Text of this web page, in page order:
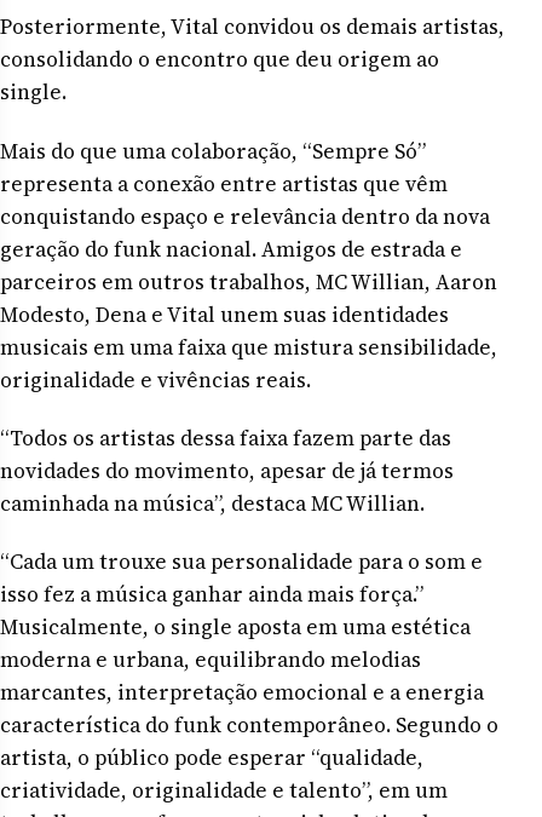
Posteriormente, Vital convidou os demais artistas,
consolidando o encontro que deu origem ao
single.
Mais do que uma colaboração, “Sempre Só”
representa a conexão entre artistas que vêm
conquistando espaço e relevância dentro da nova
geração do funk nacional. Amigos de estrada e
parceiros em outros trabalhos, MC Willian, Aaron
Modesto, Dena e Vital unem suas identidades
musicais em uma faixa que mistura sensibilidade,
originalidade e vivências reais.
“Todos os artistas dessa faixa fazem parte das
novidades do movimento, apesar de já termos
caminhada na música”, destaca MC Willian.
“Cada um trouxe sua personalidade para o som e
isso fez a música ganhar ainda mais força.”
Musicalmente, o single aposta em uma estética
moderna e urbana, equilibrando melodias
marcantes, interpretação emocional e a energia
característica do funk contemporâneo. Segundo o
artista, o público pode esperar “qualidade,
criatividade, originalidade e talento”, em um